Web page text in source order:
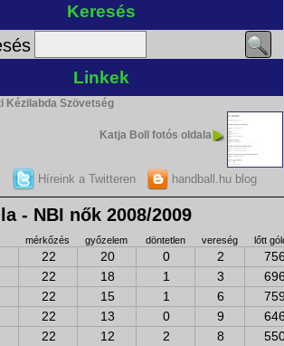
Keresés
Linkek
Kézilabda Szövetség
Katja Boll fotós oldala
Híreink a Twitteren handball.hu blog
- NBI nők 2008/2009
mérkőzés győzelem döntetlen vereség
lőtt
22 20 0 2
22 18 1 3
22 15 1 6
22 13 0 9
22 12 2 8